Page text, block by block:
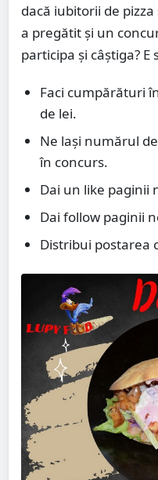
dacă iubitorii de
a pregătit și un
participa și câștiga? E
Faci cumpărături
de lei.
Ne lași numărul
în concurs.
Dai un like paginii
Dai follow paginii
Distribui postarea